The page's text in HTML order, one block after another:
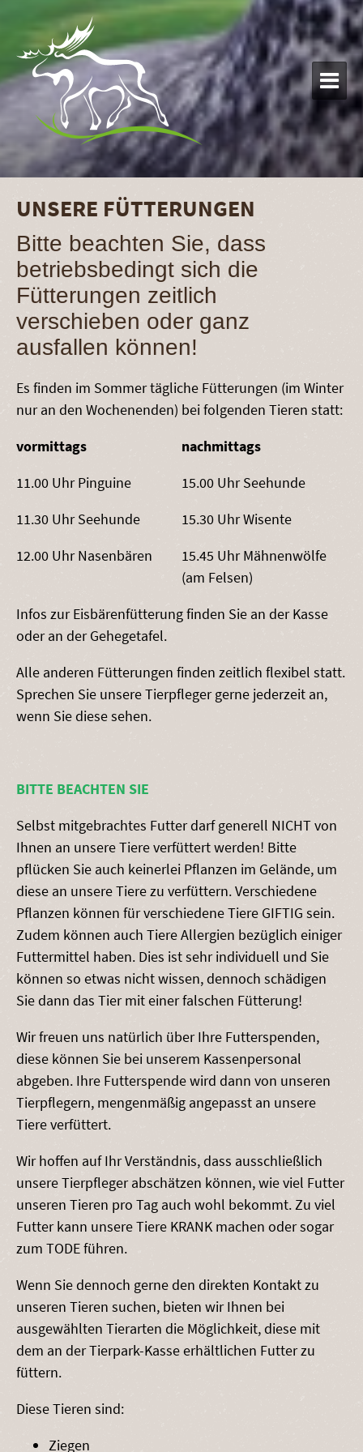

UNSERE FÜTTERUNGEN
Bitte beachten Sie, dass
betriebsbedingt sich die
Fütterungen zeitlich
verschieben oder ganz
ausfallen können!
Es finden im Sommer tägliche Fütterungen (im Winter
nur an den Wochenenden) bei folgenden Tieren statt:
vormittags
11.00 Uhr Pinguine
11.30 Uhr Seehunde
12.00 Uhr Nasenbären
nachmittags
15.00 Uhr Seehunde
15.30 Uhr Wisente
15.45 Uhr Mähnenwölfe
(am Felsen)
Infos zur Eisbärenfütterung finden Sie an der Kasse
oder an der Gehegetafel.
Alle anderen Fütterungen finden zeitlich flexibel statt.
Sprechen Sie unsere Tierpfleger gerne jederzeit an,
wenn Sie diese sehen.
BITTE BEACHTEN SIE
Selbst mitgebrachtes Futter darf generell NICHT von
Ihnen an unsere Tiere verfüttert werden! Bitte
pflücken Sie auch keinerlei Pflanzen im Gelände, um
diese an unsere Tiere zu verfüttern. Verschiedene
Pflanzen können für verschiedene Tiere GIFTIG sein.
Zudem können auch Tiere Allergien bezüglich einiger
Futtermittel haben. Dies ist sehr individuell und Sie
können so etwas nicht wissen, dennoch schädigen
Sie dann das Tier mit einer falschen Fütterung!
Wir freuen uns natürlich über Ihre Futterspenden,
diese können Sie bei unserem Kassenpersonal
abgeben. Ihre Futterspende wird dann von unseren
Tierpflegern, mengenmäßig angepasst an unsere
Tiere verfüttert.
Wir hoffen auf Ihr Verständnis, dass ausschließlich
unsere Tierpfleger abschätzen können, wie viel Futter
unseren Tieren pro Tag auch wohl bekommt. Zu viel
Futter kann unsere Tiere KRANK machen oder sogar
zum TODE führen.
Wenn Sie dennoch gerne den direkten Kontakt zu
unseren Tieren suchen, bieten wir Ihnen bei
ausgewählten Tierarten die Möglichkeit, diese mit
dem an der Tierpark-Kasse erhältlichen Futter zu
füttern.
Diese Tieren sind:
Ziegen